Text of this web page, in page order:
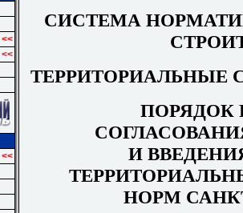
<<
<<
<<
СИСТЕМА
ТЕРРИТОРИАЛЬНЫЕ
ПОРЯДОК
И
НОРМ